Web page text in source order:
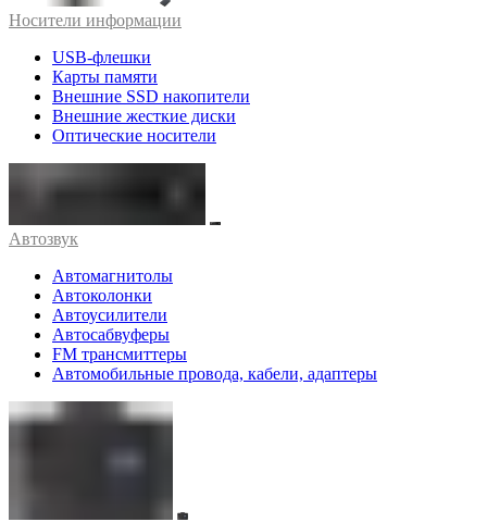
Носители информации
USB-флешки
Карты памяти
Внешние SSD накопители
Внешние жесткие диски
Оптические носители
Автозвук
Автомагнитолы
Автоколонки
Автоусилители
Автосабвуферы
FM трансмиттеры
Автомобильные провода, кабели, адаптеры